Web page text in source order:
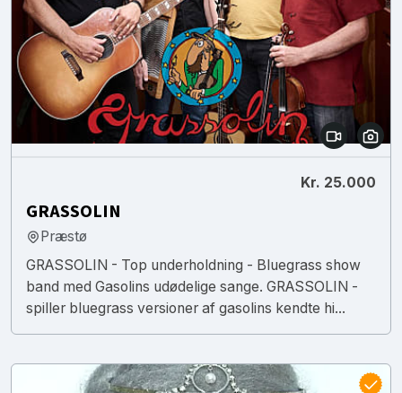
Kr. 25.000
GRASSOLIN
Præstø
GRASSOLIN - Top underholdning - Bluegrass show
band med Gasolins udødelige sange. GRASSOLIN -
spiller bluegrass versioner af gasolins kendte hi...